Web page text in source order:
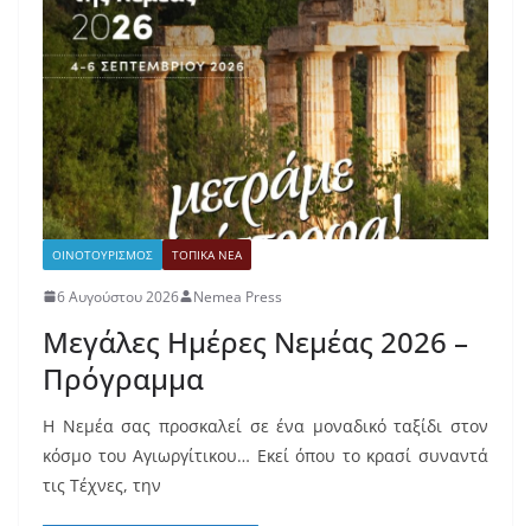
ΟΙΝΟΤΟΥΡΙΣΜΟΣ ΤΟΠΙΚΑ ΝΕΑ
6 Αυγούστου 2026 Nemea Press
Μεγάλες Ημέρες Νεμέας 2026 –
Πρόγραμμα
Η Νεμέα σας προσκαλεί σε ένα μοναδικό ταξίδι στον
κόσμο του Αγιωργίτικου… Εκεί όπου το κρασί συναντά
τις Τέχνες, την